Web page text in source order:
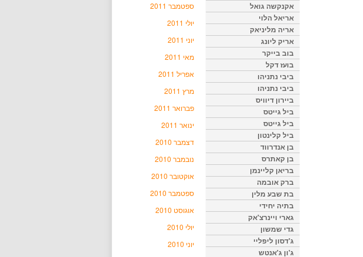
ספטמבר 2011
יולי 2011
יוני 2011
מאי 2011
אפריל 2011
מרץ 2011
פברואר 2011
ינואר 2011
דצמבר 2010
נובמבר 2010
אוקטובר 2010
ספטמבר 2010
אוגוסט 2010
יולי 2010
יוני 2010
אקנקשה גואל
אריאל הלוי
אריה מליניאק
אריק ליונג
בוב בייקר
בועז דקל
ביבי נתניהו
ביבי נתניהו
ביירון דיוויס
ביל גייטס
ביל גייטס
ביל קלינטון
בן אנדרווד
בן קאתרס
בריאן קליינמן
ברק אובמה
בת שבע מלין
בתיה יחידי
גארי ויינרצ'אק
גדי שמשון
ג'דסון ליפליי
ג'ון ג'אנטש